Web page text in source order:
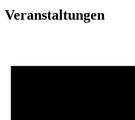
Veranstaltungen